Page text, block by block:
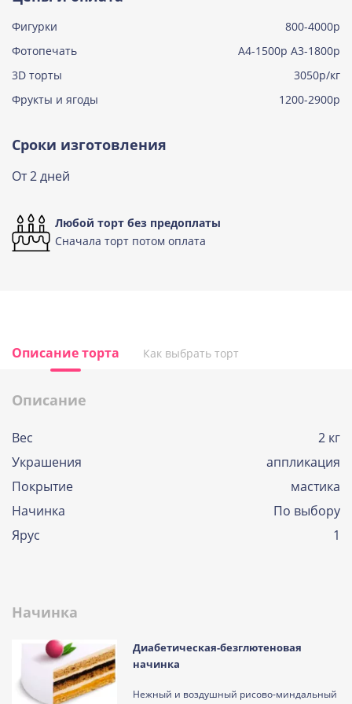
Фигурки
800-4000р
Фотопечать
А4-1500р А3-1800р
3D торты
3050р/кг
Фрукты и ягоды
1200-2900р
Сроки изготовления
От 2 дней
Любой торт без предоплаты
Сначала торт потом оплата
Описание торта Как выбрать торт
Описание
Вес
2 кг
Украшения
аппликация
Покрытие
мастика
Начинка
По выбору
Ярус
1
Начинка
Диабетическая-безглютеновая
начинка
Нежный и воздушный рисово-миндальный